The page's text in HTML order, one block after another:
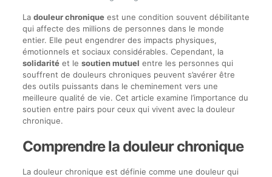
La douleur chroniqueest une condition souvent débilitante
qui affecte des millions de personnes dans le monde
entier. Elle peut engendrer des impacts physiques,
émotionnels et sociaux considérables. Cependant, la
solidaritéet le soutien mutuel entre les personnes qui
souffrent de douleurs chroniques peuvent s’avérer être
des outils puissants dans le cheminement vers une
meilleure qualité de vie. Cet article examine l’importance du
soutien entre pairs pour ceux qui vivent avec la douleur
chronique.
Comprendre la douleur chronique
La douleur chronique est définie comme une douleur qui